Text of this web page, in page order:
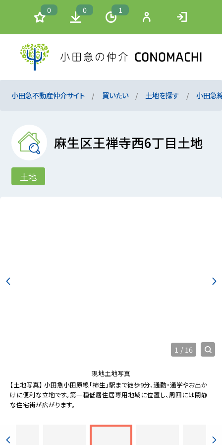
0 0 1
小田急不動産仲介サイト 買いたい 土地を探す 小田急
麻生区王禅寺西6丁目土地
土地
現地土地写真
【土地写真】 小田急小田原線「柿生」駅まで徒歩9分、通勤・通学やお出か
けに便利な立地です。第一種低層住居専用地域に位置し、周囲には閑静
な住宅街が広がります。
1 / 16